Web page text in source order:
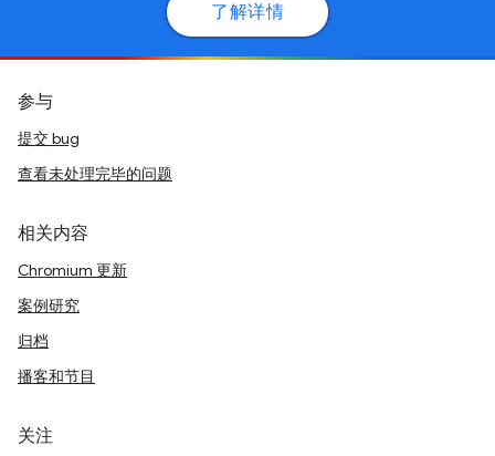
了解详情
参与
提交 bug
查看未处理完毕的问题
相关内容
Chromium 更新
案例研究
归档
播客和节目
关注